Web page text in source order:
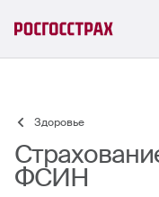
Здоровье
ФСИН